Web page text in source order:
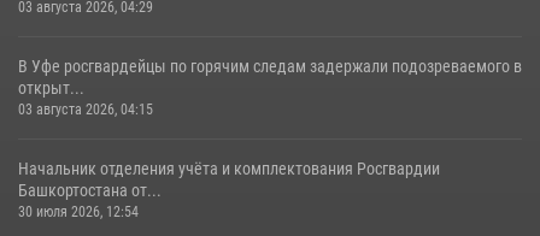
03 августа 2026, 04:29
В Уфе росгвардейцы по горячим следам задержали подозреваемого в
открыт...
03 августа 2026, 04:15
Начальник отделения учёта и комплектования Росгвардии
Башкортостана от...
30 июля 2026, 12:54